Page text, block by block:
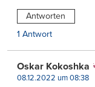
Antworten
1 Antwort
Oskar Kokoshka
08.12.2022 um 08:38